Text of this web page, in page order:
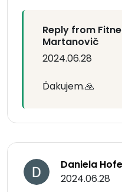
Reply from
Martanovič
2024.06.28
Ďakujem.🙏
Daniela
2024.06.28